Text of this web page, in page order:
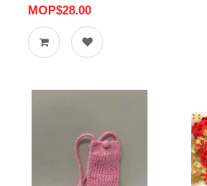
MOP$28.00